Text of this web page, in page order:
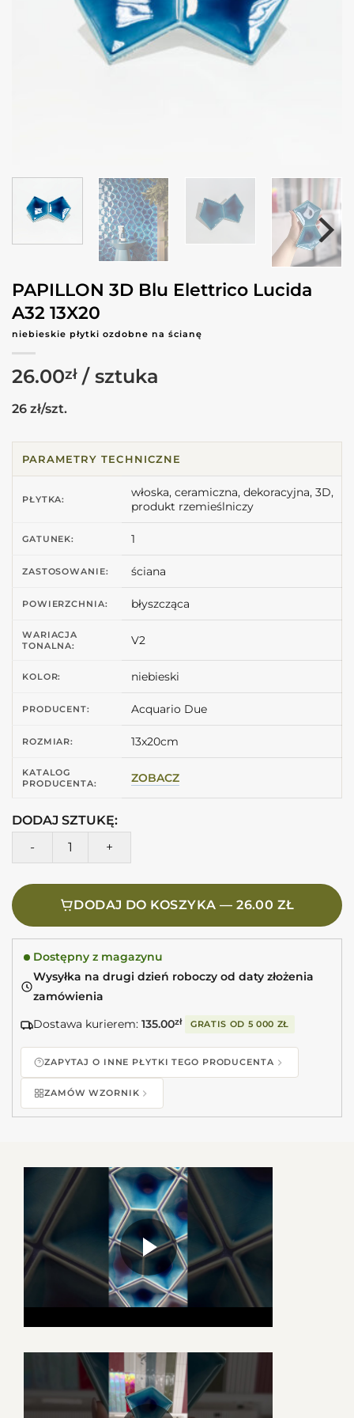
PAPILLON 3D Blu Elettrico Lucida
A32 13X20
niebieskie płytki ozdobne na ścianę
26.00zł
26 zł/szt.
PARAMETRY TECHNICZNE
PŁYTKA:
włoska, ceramiczna, dekoracyjna, 3D,
produkt rzemieślniczy
GATUNEK: 1
ZASTOSOWANIE: ściana
POWIERZCHNIA: błyszcząca
WARIACJA
TONALNA:
V2
KOLOR: niebieski
PRODUCENT: Acquario Due
ROZMIAR: 13x20cm
KATALOG
PRODUCENTA:
ZOBACZ
DODAJ SZTUKĘ:
ilość PAPILLON 3D Blu Elettrico Lucida A32 13X20
DODAJ DO KOSZYKA — 26.00 ZŁ
Dostępny z magazynu
Wysyłka na drugi dzień roboczy od daty złożenia
zamówienia
Dostawa kurierem: 135.00zł GRATIS OD 5 000 ZŁ
ZAPYTAJ O INNE PŁYTKI TEGO PRODUCENTA
ZAMÓW WZORNIK